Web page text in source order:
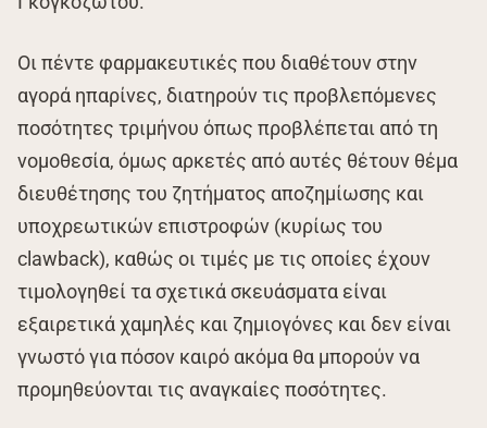
Οι πέντε φαρμακευτικές που διαθέτουν στην
αγορά ηπαρίνες, διατηρούν τις προβλεπόμενες
ποσότητες τριμήνου όπως προβλέπεται από τη
νομοθεσία, όμως αρκετές από αυτές θέτουν θέμα
διευθέτησης του ζητήματος αποζημίωσης και
υποχρεωτικών επιστροφών (κυρίως του
clawback), καθώς οι τιμές με τις οποίες έχουν
τιμολογηθεί τα σχετικά σκευάσματα είναι
εξαιρετικά χαμηλές και ζημιογόνες και δεν είναι
γνωστό για πόσον καιρό ακόμα θα μπορούν να
προμηθεύονται τις αναγκαίες ποσότητες.